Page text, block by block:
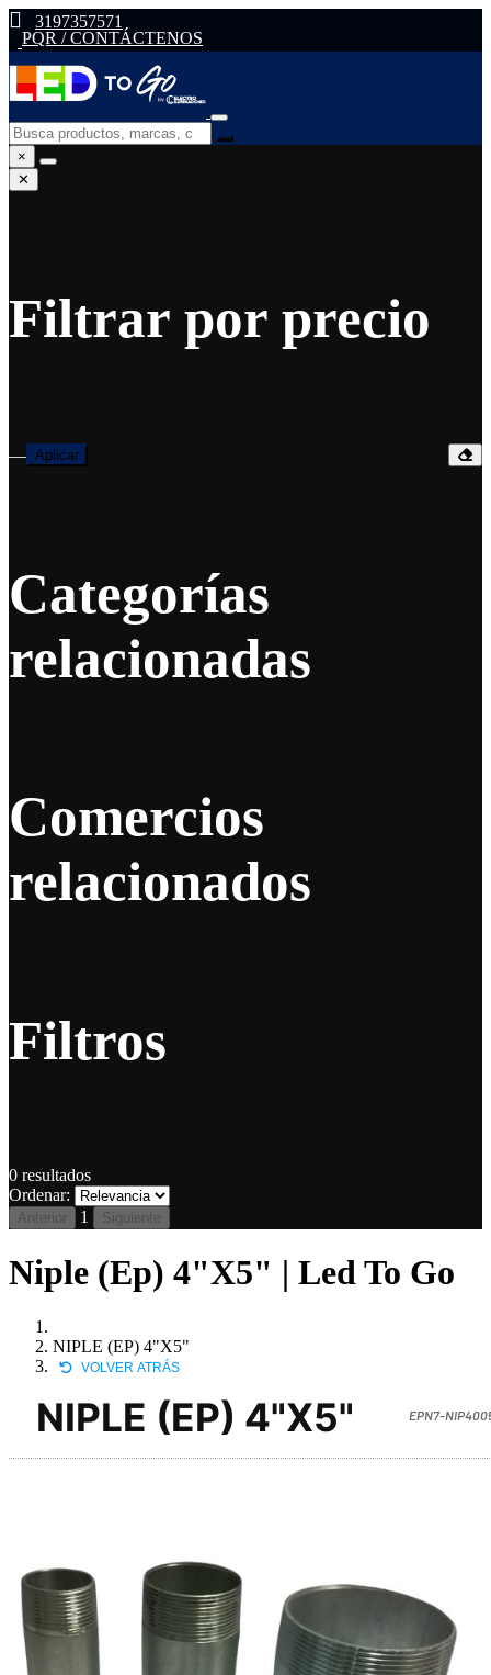
3197357571
PQR / CONTÁCTENOS
×
✕
Filtrar por precio
— Aplicar
Categorías
relacionadas
Comercios
relacionados
Filtros
0 resultados
Ordenar:
Anterior 1 Siguiente
Niple (Ep) 4"X5" | Led To Go
NIPLE (EP) 4"X5"
VOLVER ATRÁS
NIPLE (EP) 4"X5" EPN7-